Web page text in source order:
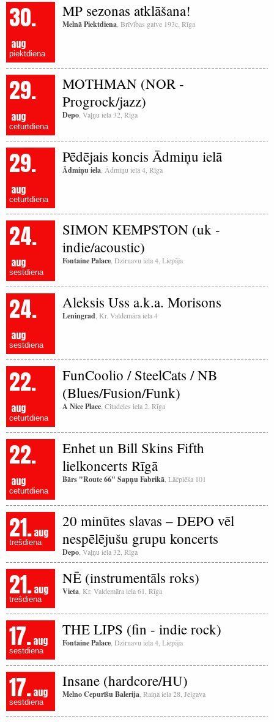
30.
aug
piektdiena
MP sezonas atklāšana!
Melnā Piektdiena , Brīvības gatve 193c, Rīga
29.
aug
ceturtdiena
MOTHMAN (NOR -
Progrock/jazz)
Depo , Vaļņu iela 32, Rīga
29.
aug
ceturtdiena
Pēdējais koncis Ādmiņu ielā
Ādmiņu iela , Ādmiņu iela 4, Rīga
24.
aug
sestdiena
SIMON KEMPSTON (uk -
indie/acoustic)
Fontaine Palace , Dzirnavu iela 4, Liepāja
24.
aug
sestdiena
Aleksis Uss a.k.a. Morisons
Leningrad , Kr. Valdemāra iela 4
22.
aug
ceturtdiena
FunCoolio / SteelCats / NB
(Blues/Fusion/Funk)
A Nice Place , Citadeles iela 2, Rīga
22.
aug
ceturtdiena
Enhet un Bill Skins Fifth
lielkoncerts Rīgā
Bārs "Route 66" Sapņu Fabrikā , Lāčplēša 101
21.aug
trešdiena
20 minūtes slavas – DEPO vēl
nespēlējušu grupu koncerts
Depo , Vaļņu iela 32, Rīga
21.aug
trešdiena
NĒ (instrumentāls roks)
Vieta , Kr. Valdemāra iela 61, Rīga
17.aug
sestdiena
THE LIPS (fin - indie rock)
Fontaine Palace , Dzirnavu iela 4, Liepāja
17.aug
sestdiena
Insane (hardcore/HU)
Melno Cepurīšu Balerija , Raiņa iela 28, Jelgava